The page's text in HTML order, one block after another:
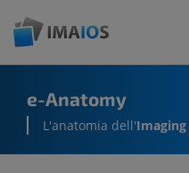
e-Anatomy
L'anatomia dell'Imaging